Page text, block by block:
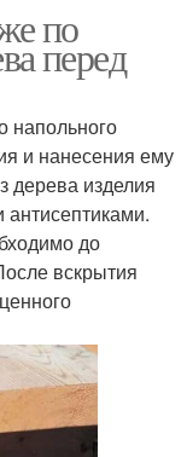
по
перед
напольного
и нанесения ему
дерева изделия
до
вскрытия